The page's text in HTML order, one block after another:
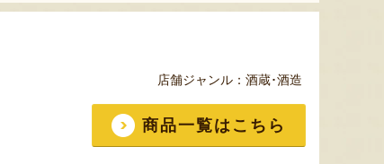
店舗ジャンル： 酒蔵･酒造
商品一覧はこちら